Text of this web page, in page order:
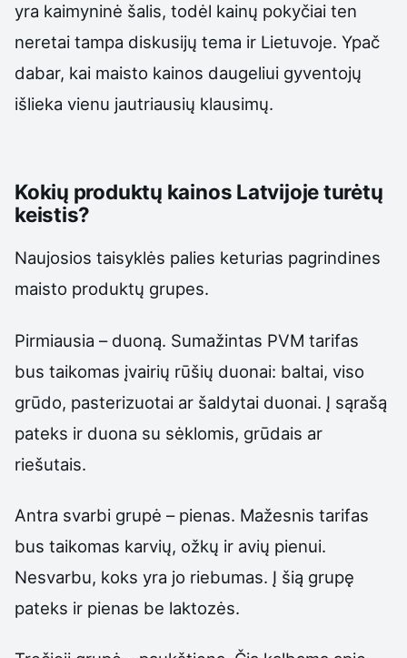
yra kaimyninė šalis, todėl kainų pokyčiai ten
neretai tampa diskusijų tema ir Lietuvoje. Ypač
dabar, kai maisto kainos daugeliui gyventojų
išlieka vienu jautriausių klausimų.
Kokių produktų kainos Latvijoje turėtų
keistis?
Naujosios taisyklės palies keturias pagrindines
maisto produktų grupes.
Pirmiausia – duoną. Sumažintas PVM tarifas
bus taikomas įvairių rūšių duonai: baltai, viso
grūdo, pasterizuotai ar šaldytai duonai. Į sąrašą
pateks ir duona su sėklomis, grūdais ar
riešutais.
Antra svarbi grupė – pienas. Mažesnis tarifas
bus taikomas karvių, ožkų ir avių pienui.
Nesvarbu, koks yra jo riebumas. Į šią grupę
pateks ir pienas be laktozės.